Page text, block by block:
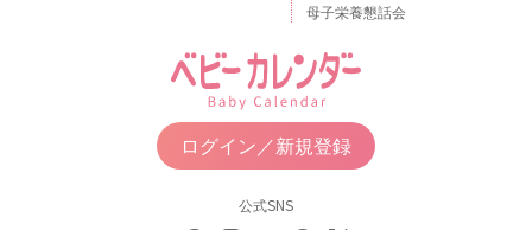
母子栄養懇話会
ログイン／新規登録
公式SNS